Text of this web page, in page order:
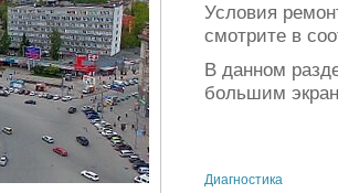
Условия
смотрите в
В данном
большим
Диагностика